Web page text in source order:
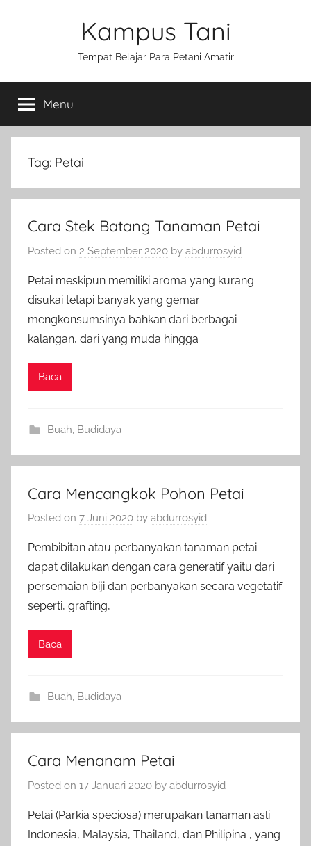
Kampus Tani
Tempat Belajar Para Petani Amatir
Menu
Tag: Petai
Cara Stek Batang Tanaman Petai
Posted on 2 September 2020 by abdurrosyid
Petai meskipun memiliki aroma yang kurang
disukai tetapi banyak yang gemar
mengkonsumsinya bahkan dari berbagai
kalangan, dari yang muda hingga
Baca
Buah Budidaya
Cara Mencangkok Pohon Petai
Posted on 7 Juni 2020 by abdurrosyid
Pembibitan atau perbanyakan tanaman petai
dapat dilakukan dengan cara generatif yaitu dari
persemaian biji dan perbanyakan secara vegetatif
seperti, grafting,
Baca
Buah, Budidaya
Cara Menanam Petai
Posted on 17 Januari 2020 by abdurrosyid
Petai (Parkia speciosa) merupakan tanaman asli
Indonesia, Malaysia, Thailand, dan Philipina , yang